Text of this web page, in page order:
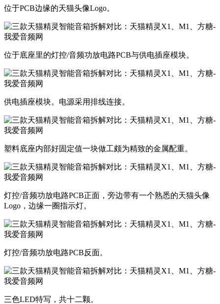
位于PCB边缘的天猫头像Logo。
位于底座里的灯控/音频功放电路PCB与供电插座模块。
供电插座模块。电源采用排线连接。
塑料底座内部好固定值一块做工颇为精致的金属配重。
灯控/音频功放电路PCB正面，旁边带有一个熟悉的天猫头像
Logo，边缘一圈指示灯。
灯控/音频功放电路PCB反面。
三色LED特写，共十二颗。